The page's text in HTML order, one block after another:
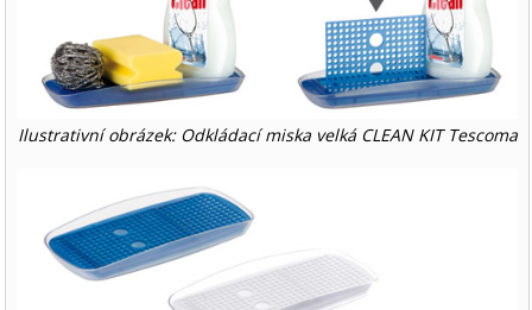
Ilustrativní obrázek: Odkládací miska velká CLEAN KIT Tescoma